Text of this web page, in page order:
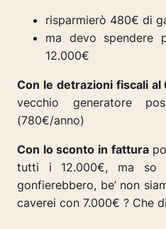
risparmierò 480€ di
ma devo spendere
12.000€
Con le detrazioni fiscali al
vecchio generatore
(780€/anno)
Con lo sconto in fattura
tutti i 12.000€, ma so
gonfierebbero, be’ non
caverei con 7.000€ ? Che